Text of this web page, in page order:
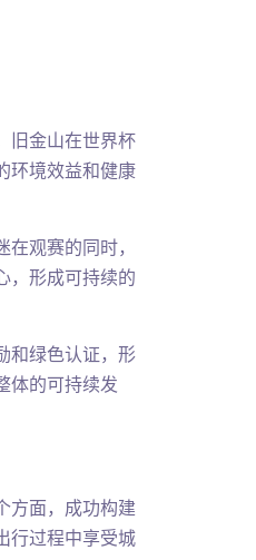
旧金山在世界杯
环境效益和健康
观赛的同时，
，形成可持续的
和绿色认证，形
体的可持续发
方面，成功构建
行过程中享受城